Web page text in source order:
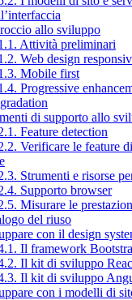
allo sviluppo
Attività preliminari
Web design
Mobile first
Progressive
di supporto allo
Feature detection
Verificare le feature
Strumenti e risorse
Supporto browser
Misurare le
del riuso
con il design
Il framework
Il kit di sviluppo
Il kit di sviluppo
con i modelli di